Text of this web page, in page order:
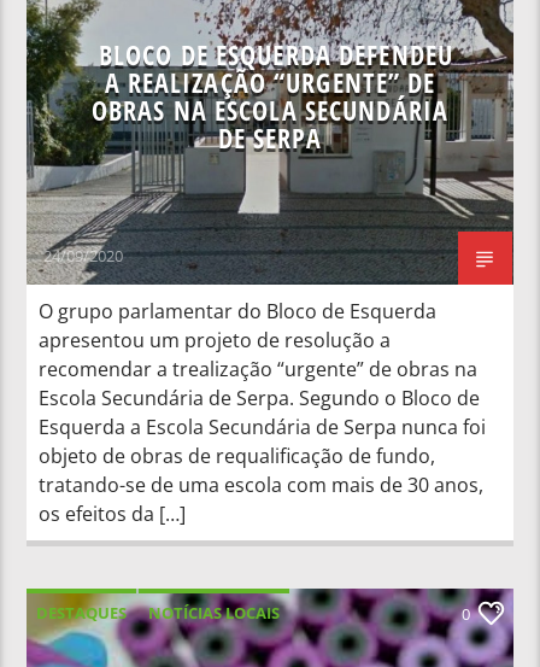
BLOCO DE ESQUERDA DEFENDEU
A REALIZAÇÃO “URGENTE” DE
OBRAS NA ESCOLA SECUNDÁRIA
DE SERPA
24/09/2020
O grupo parlamentar do Bloco de Esquerda
apresentou um projeto de resolução a
recomendar a trealização “urgente” de obras na
Escola Secundária de Serpa. Segundo o Bloco de
Esquerda a Escola Secundária de Serpa nunca foi
objeto de obras de requalificação de fundo,
tratando-se de uma escola com mais de 30 anos,
os efeitos da […]
DESTAQUES NOTÍCIAS LOCAIS 0